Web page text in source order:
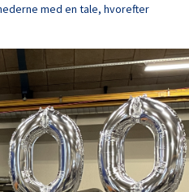
med en tale, hvorefter